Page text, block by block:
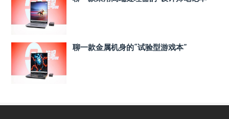
聊一款金属机身的“试验型游戏本”